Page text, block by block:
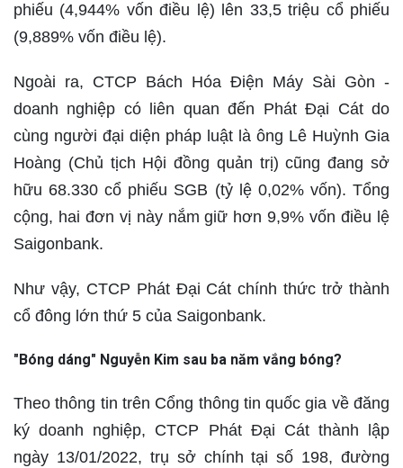
phiếu (4,944% vốn điều lệ) lên 33,5 triệu cổ phiếu
(9,889% vốn điều lệ).
Ngoài ra, CTCP Bách Hóa Điện Máy Sài Gòn -
doanh nghiệp có liên quan đến Phát Đại Cát do
cùng người đại diện pháp luật là ông Lê Huỳnh Gia
Hoàng (Chủ tịch Hội đồng quản trị) cũng đang sở
hữu 68.330 cổ phiếu SGB (tỷ lệ 0,02% vốn). Tổng
cộng, hai đơn vị này nắm giữ hơn 9,9% vốn điều lệ
Saigonbank.
Như vậy, CTCP Phát Đại Cát chính thức trở thành
cổ đông lớn thứ 5 của Saigonbank.
"Bóng dáng" Nguyễn Kim sau ba năm vắng bóng?
Theo thông tin trên Cổng thông tin quốc gia về đăng
ký doanh nghiệp, CTCP Phát Đại Cát thành lập
ngày 13/01/2022, trụ sở chính tại số 198, đường